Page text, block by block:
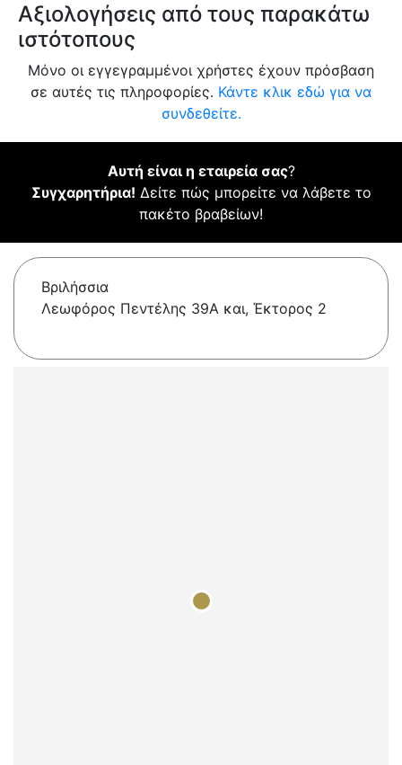
Αξιολογήσεις από τους παρακάτω
ιστότοπους
Μόνο οι εγγεγραμμένοι χρήστες έχουν πρόσβαση
σε αυτές τις πληροφορίες. Κάντε κλικ εδώ για να
συνδεθείτε.
Αυτή είναι η εταιρεία σας?
Συγχαρητήρια! Δείτε πώς μπορείτε να λάβετε το
πακέτο βραβείων!
Βριλήσσια
Λεωφόρος Πεντέλης 39Α και, Έκτορος 2